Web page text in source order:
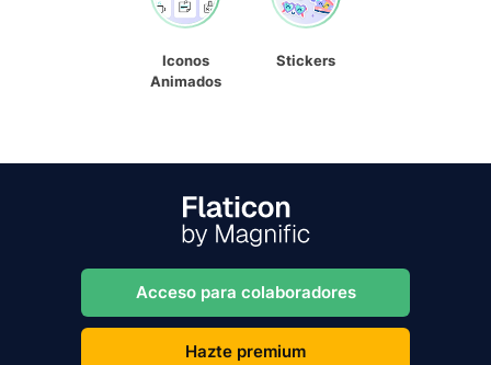
Iconos
Animados
Stickers
Acceso para colaboradores
Hazte premium